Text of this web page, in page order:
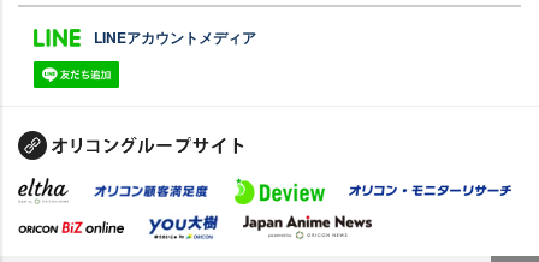
LINEアカウントメディア